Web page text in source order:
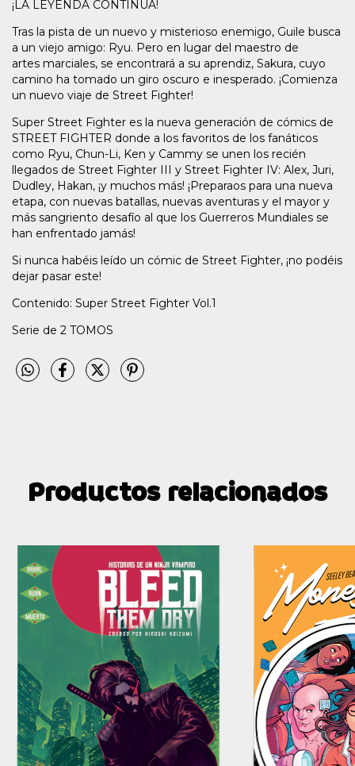
¡LA LEYENDA CONTINÚA!
Tras la pista de un nuevo y misterioso enemigo, Guile busca
a un viejo amigo: Ryu. Pero en lugar del maestro de
artes marciales, se encontrará a su aprendiz, Sakura, cuyo
camino ha tomado un giro oscuro e inesperado. ¡Comienza
un nuevo viaje de Street Fighter!
Super Street Fighter es la nueva generación de cómics de
STREET FIGHTER donde a los favoritos de los fanáticos
como Ryu, Chun-Li, Ken y Cammy se unen los recién
llegados de Street Fighter III y Street Fighter IV: Alex, Juri,
Dudley, Hakan, ¡y muchos más! ¡Preparaos para una nueva
etapa, con nuevas batallas, nuevas aventuras y el mayor y
más sangriento desafío al que los Guerreros Mundiales se
han enfrentado jamás!
Si nunca habéis leído un cómic de Street Fighter, ¡no podéis
dejar pasar este!
Contenido: Super Street Fighter Vol.1
Serie de 2 TOMOS
Productos relacionados